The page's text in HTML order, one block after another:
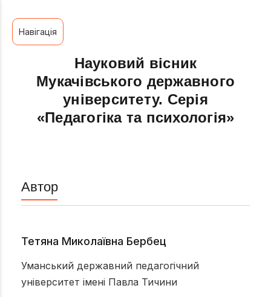
Навігація
Науковий вісник
Мукачівського державного
університету. Серія
«Педагогіка та психологія»
Автор
Тетяна Миколаївна Бербец
Уманський державний педагогічний
університет імені Павла Тичини